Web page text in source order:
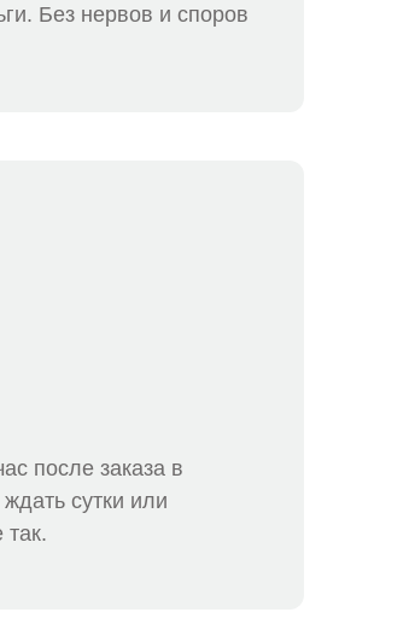
Без нервов и споров
после заказа в
сутки или
так.